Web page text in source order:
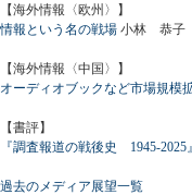
【海外情報〈欧州〉】
情報という名の戦場 小林 恭子
【海外情報〈中国〉】
オーディオブックなど市場規模
【書評】
『調査報道の戦後史 1945-2025』
過去のメディア展望一覧